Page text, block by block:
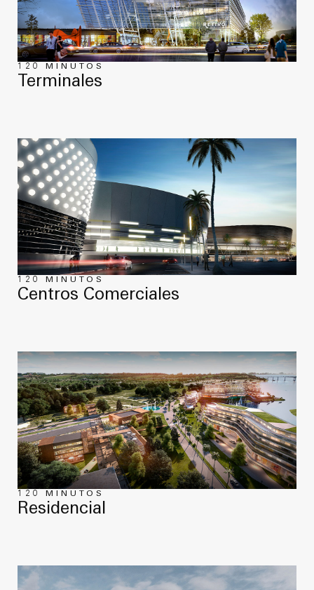
120 MINUTOS
Terminales
120 MINUTOS
Centros Comerciales
120 MINUTOS
Residencial